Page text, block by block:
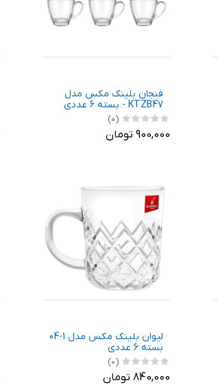
فنجان بلینک مکس مدل
KTZB47 - بسته 6 عددی
(0)
900,000 تومان
لیوان بلینک مکس مدل 1-04
بسته 6 عددی
(0)
840,000 تومان